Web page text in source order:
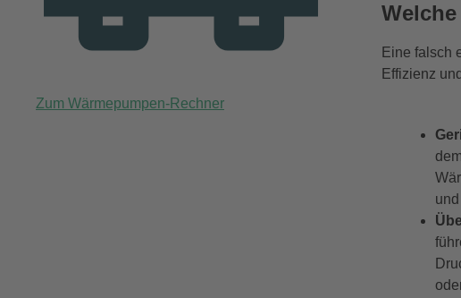
Zum Wärmepumpen-Rechner
Eine falsch
Effizienz